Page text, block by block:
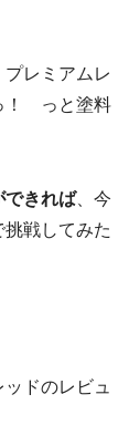
レミアムレ
！ っと塗料
できれば、今
戦してみた
ドのレビュ